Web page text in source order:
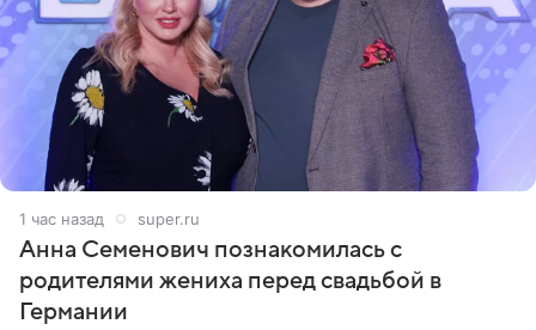
1 час назад super.ru
Анна Семенович познакомилась с
родителями жениха перед свадьбой в
Германии